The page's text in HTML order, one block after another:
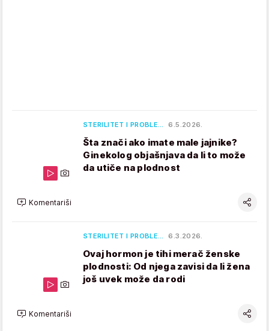
STERILITET I PROBLE… 6.5.2026.
Šta znači ako imate male jajnike?
Ginekolog objašnjava da li to može
da utiče na plodnost
Komentariši
STERILITET I PROBLE… 6.3.2026.
Ovaj hormon je tihi merač ženske
plodnosti: Od njega zavisi da li žena
još uvek može da rodi
Komentariši